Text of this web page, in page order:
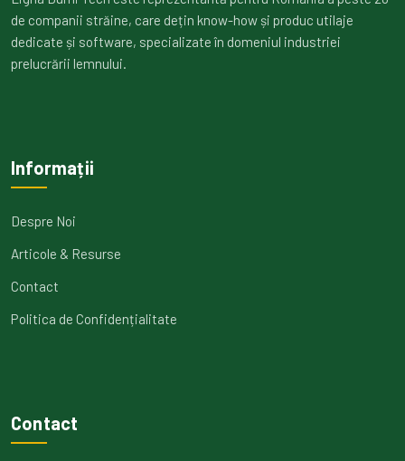
de companii străine, care dețin know-how și produc utilaje
dedicate și software, specializate în domeniul industriei
prelucrării lemnului.
Informații
Despre Noi
Articole & Resurse
Contact
Politica de Confidențialitate
Contact